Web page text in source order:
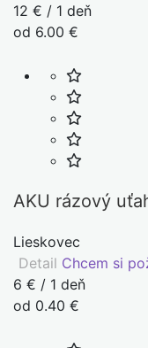
12 € / 1 deň
od 6.00 €
AKU rázový
Lieskovec
Detail Chcem si
6 € / 1 deň
od 0.40 €